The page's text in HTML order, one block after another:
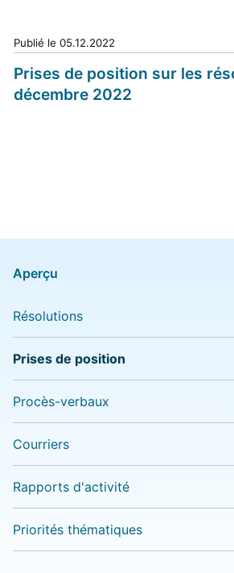
Publié le05.12.2022
Prises de position sur les
décembre 2022
Aperçu
Résolutions
Prises de position
Procès-verbaux
Courriers
Rapports d'activité
Priorités thématiques